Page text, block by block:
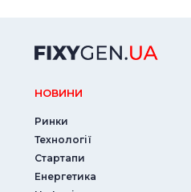
НОВИНИ
Ринки
Технології
Стартапи
Енергетика